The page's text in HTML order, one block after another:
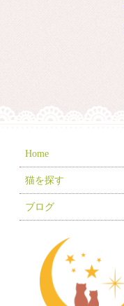
Home
猫を探す
ブログ